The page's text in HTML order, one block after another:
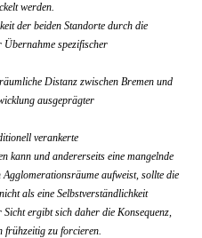
werden.
der beiden Standorte durch die
Übernahme spezifischer
Distanz zwischen Bremen und
ausgeprägter
verankerte
kann und andererseits eine mangelnde
aufweist, sollte die
als eine Selbstverständlichkeit
ergibt sich daher die Konsequenz,
frühzeitig zu forcieren.